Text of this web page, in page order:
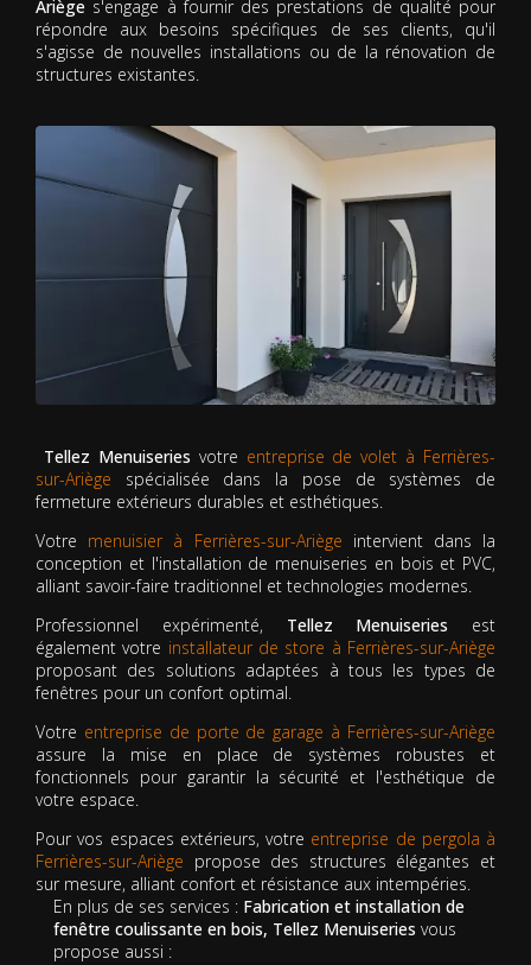
Ariège s'engage à fournir des prestations de qualité pour
répondre aux besoins spécifiques de ses clients, qu'il
s'agisse de nouvelles installations ou de la rénovation de
structures existantes.
Tellez Menuiseries votre entreprise de volet à Ferrières-
sur-Ariège spécialisée dans la pose de systèmes de
fermeture extérieurs durables et esthétiques.
Votre menuisier à Ferrières-sur-Ariège intervient dans la
conception et l'installation de menuiseries en bois et PVC,
alliant savoir-faire traditionnel et technologies modernes.
Professionnel expérimenté, Tellez Menuiseries est
également votre installateur de store à Ferrières-sur-Ariège
proposant des solutions adaptées à tous les types de
fenêtres pour un confort optimal.
Votre entreprise de porte de garage à Ferrières-sur-Ariège
assure la mise en place de systèmes robustes et
fonctionnels pour garantir la sécurité et l'esthétique de
votre espace.
Pour vos espaces extérieurs, votre entreprise de pergola à
Ferrières-sur-Ariège propose des structures élégantes et
sur mesure, alliant confort et résistance aux intempéries.
En plus de ses services : Fabrication et installation de
fenêtre coulissante en bois, Tellez Menuiseries vous
propose aussi :